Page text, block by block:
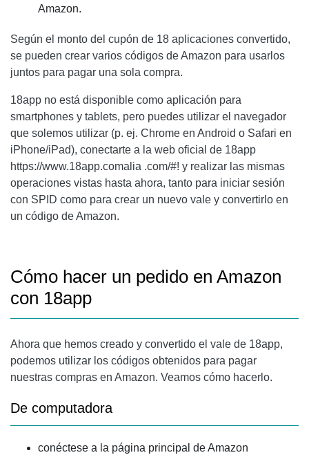
Amazon.
Según el monto del cupón de 18 aplicaciones convertido,
se pueden crear varios códigos de Amazon para usarlos
juntos para pagar una sola compra.
18app no ​​está disponible como aplicación para
smartphones y tablets, pero puedes utilizar el navegador
que solemos utilizar (p. ej. Chrome en Android o Safari en
iPhone/iPad), conectarte a la web oficial de 18app
https://www.18app.comalia .com/#! y realizar las mismas
operaciones vistas hasta ahora, tanto para iniciar sesión
con SPID como para crear un nuevo vale y convertirlo en
un código de Amazon.
Cómo hacer un pedido en Amazon
con 18app
Ahora que hemos creado y convertido el vale de 18app,
podemos utilizar los códigos obtenidos para pagar
nuestras compras en Amazon. Veamos cómo hacerlo.
De computadora
conéctese a la página principal de Amazon